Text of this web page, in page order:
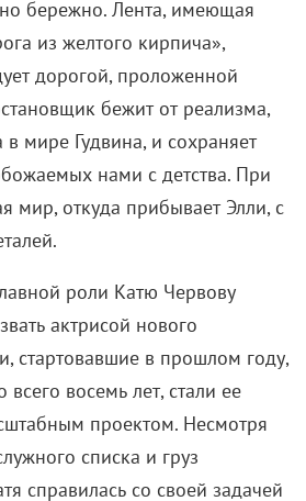
бережно. Лента, имеющая
из желтого кирпича»,
дорогой, проложенной
бежит от реализма,
в мире Гудвина, и сохраняет
нами с детства. При
мир, откуда прибывает Элли, с
роли Катю Червову
актрисой нового
стартовавшие в прошлом году,
восемь лет, стали ее
проектом. Несмотря
списка и груз
справилась со своей задачей